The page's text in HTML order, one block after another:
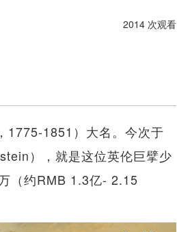
2014 次观看
1775-1851）大名。今次于
），就是这位英伦巨擘少
（约RMB 1.3亿- 2.15